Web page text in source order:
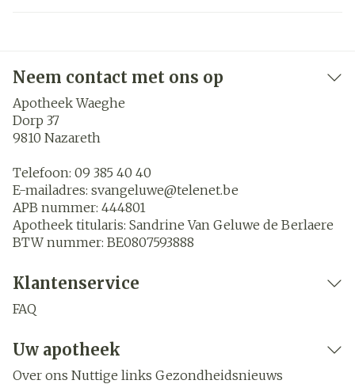
Neem contact met ons op
Apotheek Waeghe
Dorp 37
9810 Nazareth
Telefoon: 09 385 40 40
E-mailadres: svangeluwe@telenet.be
APB nummer: 444801
Apotheek titularis: Sandrine Van Geluwe de Berlaere
BTW nummer: BE0807593888
Klantenservice
FAQ
Uw apotheek
Over ons Nuttige links Gezondheidsnieuws